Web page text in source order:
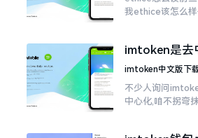
我ethice该怎么样
呢拼写方面却少
imtoken是去
看完这篇不踩
imtoken中文版下
不少人询问
中心化,咱不拐弯